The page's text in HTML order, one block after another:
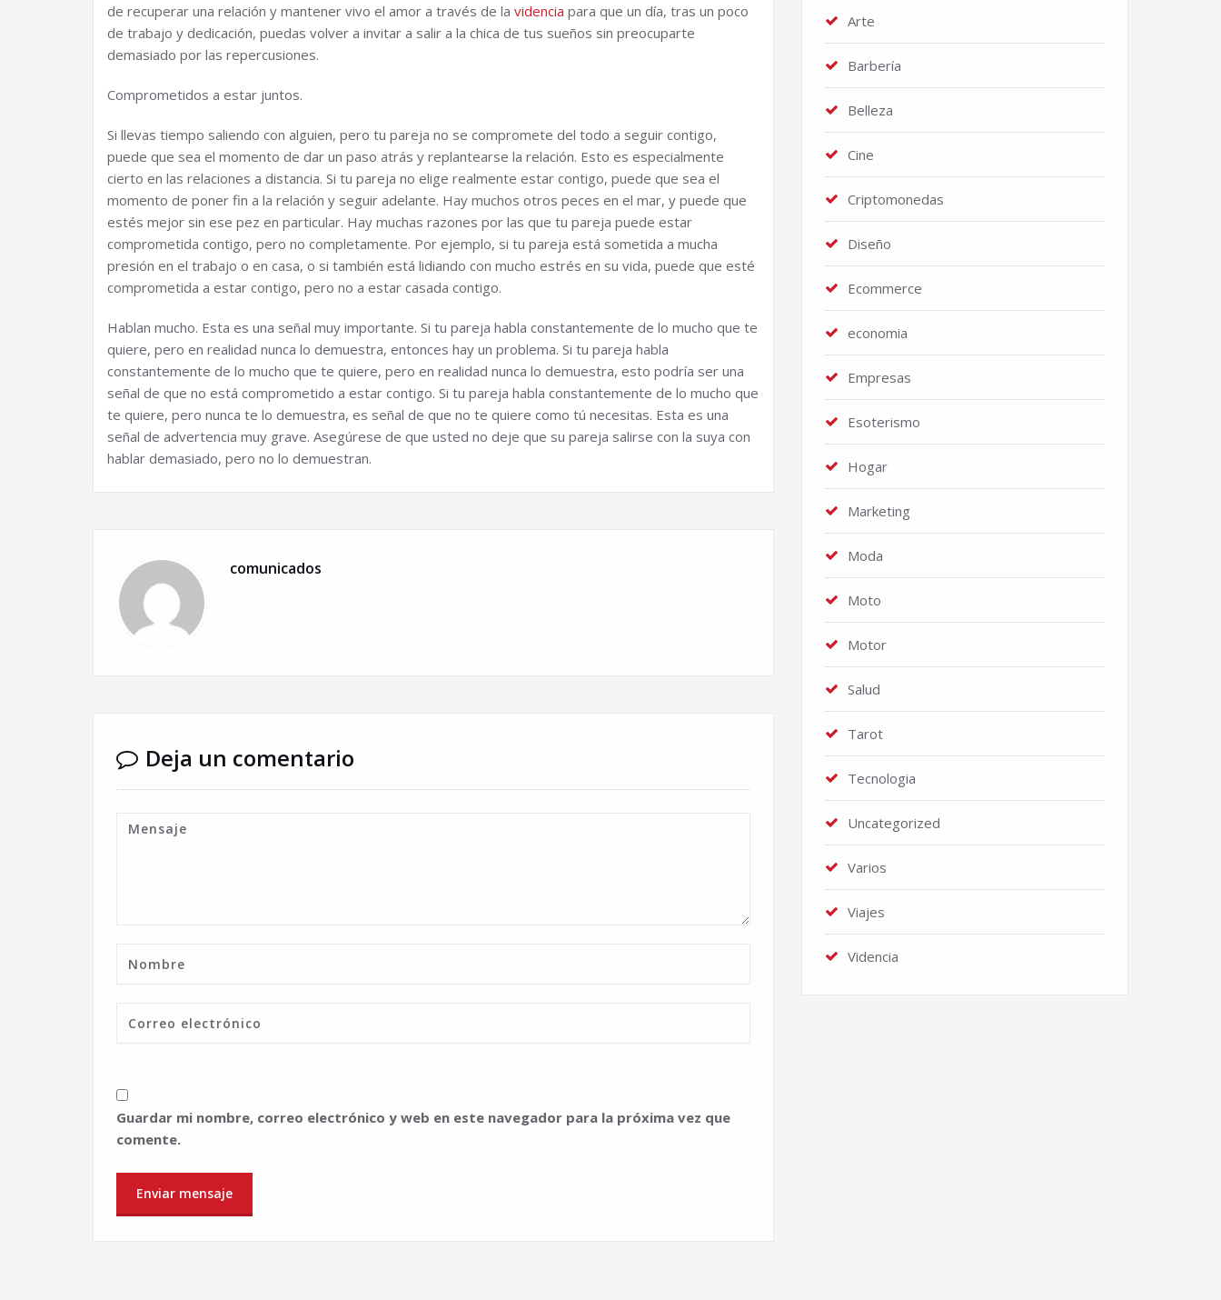
de recuperar una relación y mantener vivo el amor a través de la videncia para que un día, tras un poco
de trabajo y dedicación, puedas volver a invitar a salir a la chica de tus sueños sin preocuparte
demasiado por las repercusiones.
Comprometidos a estar juntos.
Si llevas tiempo saliendo con alguien, pero tu pareja no se compromete del todo a seguir contigo,
puede que sea el momento de dar un paso atrás y replantearse la relación. Esto es especialmente
cierto en las relaciones a distancia. Si tu pareja no elige realmente estar contigo, puede que sea el
momento de poner fin a la relación y seguir adelante. Hay muchos otros peces en el mar, y puede que
estés mejor sin ese pez en particular. Hay muchas razones por las que tu pareja puede estar
comprometida contigo, pero no completamente. Por ejemplo, si tu pareja está sometida a mucha
presión en el trabajo o en casa, o si también está lidiando con mucho estrés en su vida, puede que esté
comprometida a estar contigo, pero no a estar casada contigo.
Hablan mucho. Esta es una señal muy importante. Si tu pareja habla constantemente de lo mucho que te
quiere, pero en realidad nunca lo demuestra, entonces hay un problema. Si tu pareja habla
constantemente de lo mucho que te quiere, pero en realidad nunca lo demuestra, esto podría ser una
señal de que no está comprometido a estar contigo. Si tu pareja habla constantemente de lo mucho que
te quiere, pero nunca te lo demuestra, es señal de que no te quiere como tú necesitas. Esta es una
señal de advertencia muy grave. Asegúrese de que usted no deje que su pareja salirse con la suya con
hablar demasiado, pero no lo demuestran.
comunicados
Deja un comentario
Guardar mi nombre, correo electrónico y web en este navegador para la próxima vez que
comente.
Arte
Barbería
Belleza
Cine
Criptomonedas
Diseño
Ecommerce
economia
Empresas
Esoterismo
Hogar
Marketing
Moda
Moto
Motor
Salud
Tarot
Tecnologia
Uncategorized
Varios
Viajes
Videncia